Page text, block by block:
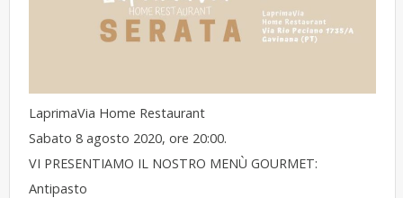
LaprimaVia Home Restaurant
Sabato 8 agosto 2020, ore 20:00.
VI PRESENTIAMO IL NOSTRO MENÙ GOURMET:
Antipasto